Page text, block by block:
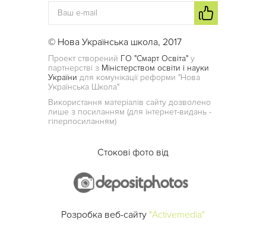
© Нова Українська школа, 2017
Проект створений ГО "Смарт Освіта" у
партнерстві з Міністерством освіти і науки
України для комунікації реформи "Нова
Українська Школа"
Використання матеріалів сайту дозволено
лише з посиланням (для інтернет-видань -
гіперпосиланням)
Стокові фото від
Розробка веб-сайту "Activemedia"